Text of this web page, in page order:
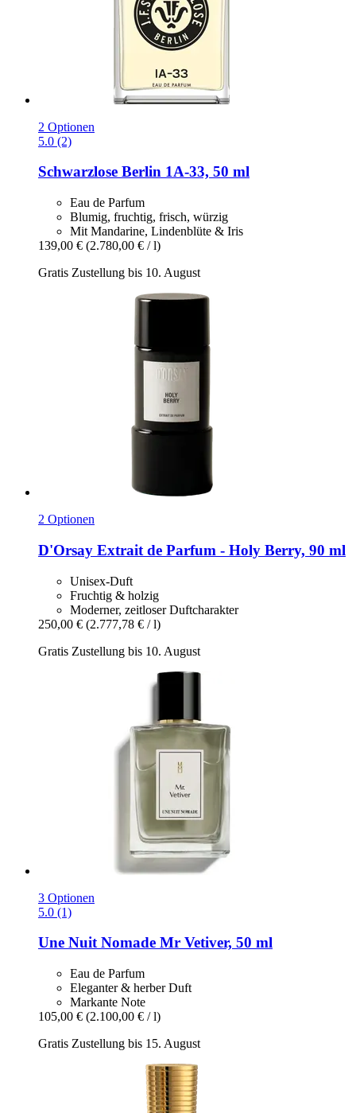
2 Optionen
5.0 (2)
Schwarzlose Berlin 1A-​33, 50 ml
Eau de Parfum
Blumig, fruchtig, frisch, würzig
Mit Mandarine, Lindenblüte & Iris
139,00 € (2.780,00 € / l)
Gratis Zustellung bis 10. August
2 Optionen
D'Orsay Extrait de Parfum -​ Holy Berry, 90 ml
Unisex-Duft
Fruchtig & holzig
Moderner, zeitloser Duftcharakter
250,00 € (2.777,78 € / l)
Gratis Zustellung bis 10. August
3 Optionen
5.0 (1)
Une Nuit Nomade Mr Vetiver, 50 ml
Eau de Parfum
Eleganter & herber Duft
Markante Note
105,00 € (2.100,00 € / l)
Gratis Zustellung bis 15. August